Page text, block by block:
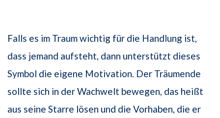
Falls es im Traum wichtig für die Handlung ist,
dass jemand aufsteht, dann unterstützt dieses
Symbol die eigene Motivation. Der Träumende
sollte sich in der Wachwelt bewegen, das heißt
aus seine Starre lösen und die Vorhaben, die er